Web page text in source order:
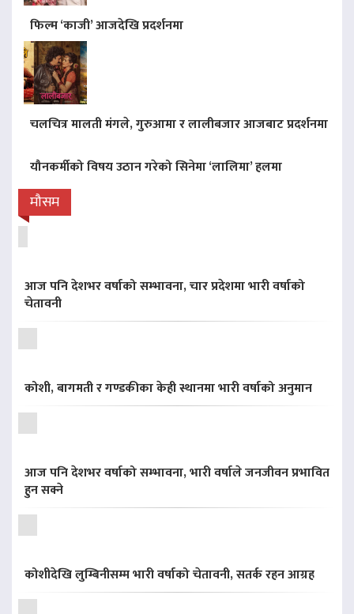
फिल्म ‘काजी’ आजदेखि प्रदर्शनमा
चलचित्र मालती मंगले, गुरुआमा र लालीबजार आजबाट प्रदर्शनमा
यौनकर्मीको विषय उठान गरेको सिनेमा ‘लालिमा’ हलमा
मौसम
आज पनि देशभर वर्षाको सम्भावना, चार प्रदेशमा भारी वर्षाको
चेतावनी
कोशी, बागमती र गण्डकीका केही स्थानमा भारी वर्षाको अनुमान
आज पनि देशभर वर्षाको सम्भावना, भारी वर्षाले जनजीवन प्रभावित
हुन सक्ने
कोशीदेखि लुम्बिनीसम्म भारी वर्षाको चेतावनी, सतर्क रहन आग्रह